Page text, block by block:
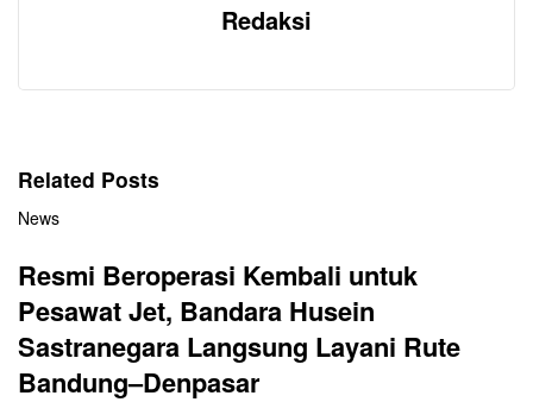
Redaksi
Related Posts
News
Resmi Beroperasi Kembali untuk
Pesawat Jet, Bandara Husein
Sastranegara Langsung Layani Rute
Bandung–Denpasar